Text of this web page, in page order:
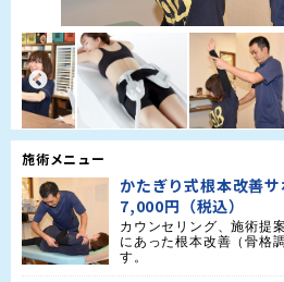
施術メニュー
かたぎり式根本改善
7,000円（税込）
カウンセリング、施術提
にあった根本改善（骨格